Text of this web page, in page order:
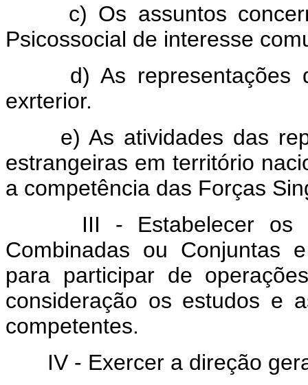
c) Os assuntos
Psicossocial de interesse
d) As representações
exrterior.
e) As atividades das
estrangeiras em território
a competência das Forças
III - Estabelecer os
Combinadas ou Conjuntas
para participar de
consideração os estudos e
competentes.
IV - Exercer a direção